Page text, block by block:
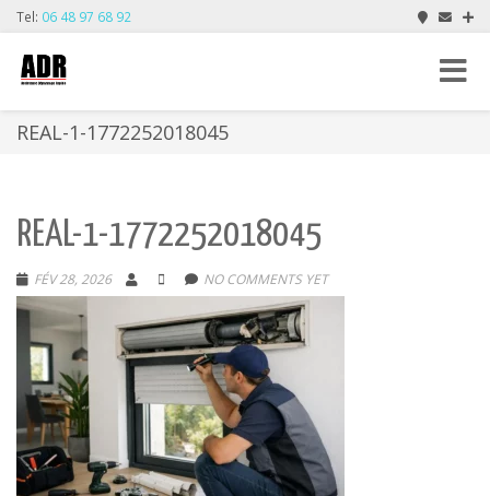
Tel: 06 48 97 68 92
Toggle
REAL-1-1772252018045
REAL-1-1772252018045
FÉV 28, 2026 NO COMMENTS YET